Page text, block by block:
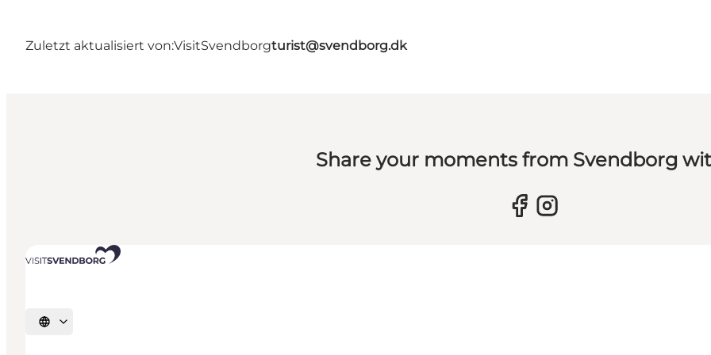
Zuletzt aktualisiert von:VisitSvendborgturist@svendborg.dk
Share your moments from Svendborg
Sprache auswählen